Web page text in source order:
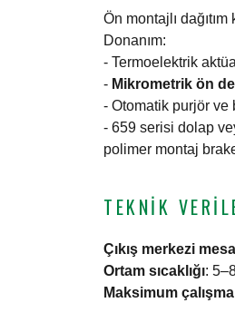
Ön montajlı
Donanım:
- Termoelektrik
- Mikrometrik ön
- Otomatik purjör ve
- 659 serisi dolap
polimer montaj
TEKNIK
Çıkış merkezi
Ortam sıcaklığı:
Maksimum çalışma